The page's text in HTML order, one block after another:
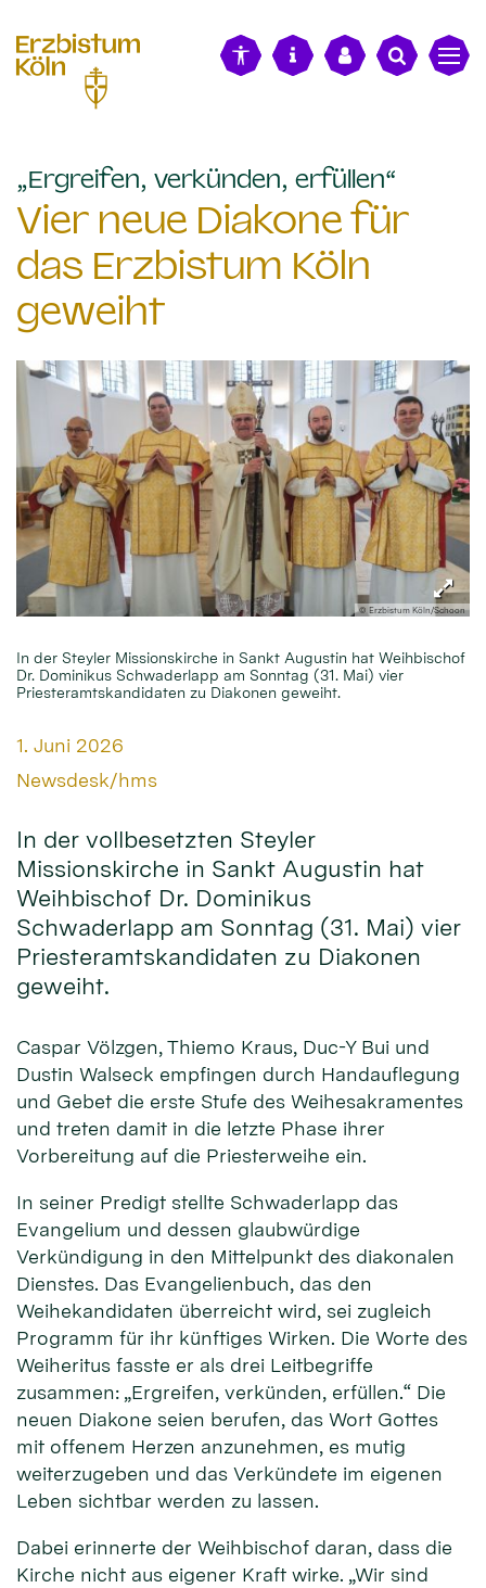
„Ergreifen, verkünden, erfüllen“
Vier neue Diakone für
das Erzbistum Köln
geweiht
© Erzbistum Köln/Schoon
In der Steyler Missionskirche in Sankt Augustin hat Weihbischof
Dr. Dominikus Schwaderlapp am Sonntag (31. Mai) vier
Priesteramtskandidaten zu Diakonen geweiht.
Datum:
1. Juni 2026
Von:
Newsdesk/hms
In der vollbesetzten Steyler
Missionskirche in Sankt Augustin hat
Weihbischof Dr. Dominikus
Schwaderlapp am Sonntag (31. Mai) vier
Priesteramtskandidaten zu Diakonen
geweiht.
Caspar Völzgen, Thiemo Kraus, Duc-Y Bui und
Dustin Walseck empfingen durch Handauflegung
und Gebet die erste Stufe des Weihesakramentes
und treten damit in die letzte Phase ihrer
Vorbereitung auf die Priesterweihe ein.
In seiner Predigt stellte Schwaderlapp das
Evangelium und dessen glaubwürdige
Verkündigung in den Mittelpunkt des diakonalen
Dienstes. Das Evangelienbuch, das den
Weihekandidaten überreicht wird, sei zugleich
Programm für ihr künftiges Wirken. Die Worte des
Weiheritus fasste er als drei Leitbegriffe
zusammen: „Ergreifen, verkünden, erfüllen.“ Die
neuen Diakone seien berufen, das Wort Gottes
mit offenem Herzen anzunehmen, es mutig
weiterzugeben und das Verkündete im eigenen
Leben sichtbar werden zu lassen.
Dabei erinnerte der Weihbischof daran, dass die
Kirche nicht aus eigener Kraft wirke. „Wir sind